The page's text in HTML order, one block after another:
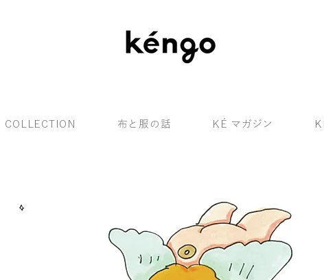
COLLECTION 布と服の話 KÉ マガジン